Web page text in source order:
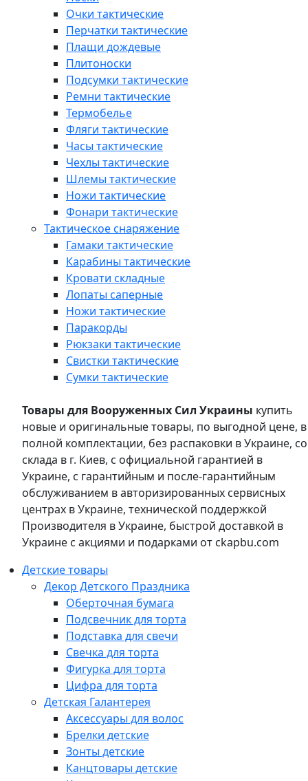
Очки тактические
Перчатки тактические
Плащи дождевые
Плитоноски
Подсумки тактические
Ремни тактические
Термобелье
Фляги тактические
Часы тактические
Чехлы тактические
Шлемы тактические
Ножи тактические
Фонари тактические
Тактическое снаряжение
Гамаки тактические
Карабины тактические
Кровати складные
Лопаты саперные
Ножи тактические
Паракорды
Рюкзаки тактические
Свистки тактические
Сумки тактические
Товары для Вооруженных Сил Украины купить
новые и оригинальные товары, по выгодной цене, в
полной комплектации, без распаковки в Украине, со
склада в г. Киев, с официальной гарантией в
Украине, с гарантийным и после-гарантийным
обслуживанием в авторизированных сервисных
центрах в Украине, технической поддержкой
Производителя в Украине, быстрой доставкой в
Украине с акциями и подарками от ckapbu.com
Детские товары
Декор Детского Праздника
Оберточная бумага
Подсвечник для торта
Подставка для свечи
Свечка для торта
Фигурка для торта
Цифра для торта
Детская Галантерея
Аксессуары для волос
Брелки детские
Зонты детские
Канцтовары детские